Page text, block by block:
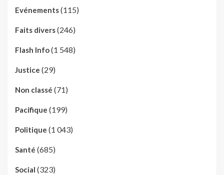
Evénements(115)
Faits divers(246)
Flash Info(1 548)
Justice (29)
Non classé (71)
Pacifique (199)
Politique (1 043)
Santé (685)
Social (323)